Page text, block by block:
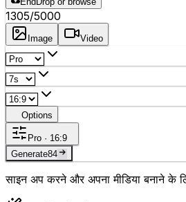
1305/5000
Image Video
Options
Pro · 16:9
Generate84
साइन अप करने और अपना मीडिया बनाने